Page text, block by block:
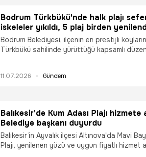
Bodrum Türkbükü'nde halk plajı
iskeleler yıkıldı, 5 plaj birden
Bodrum Belediyesi, ilçenin en prestijli
Türkbükü sahilinde yürüttüğü kapsamlı
yürütülen kaçak iskele yıkımları sayesinde
modern ve konforlu birer sosyal yaşam
11.07.2026 Gündem
Balıkesir'de Kum Adası Plajı hizmete
Belediye başkanı duyurdu
Balıkesir’in Ayvalık ilçesi Altınova'da Mavi
Plajı, yenilenen yüzü ve uygun fiyatlı hizmet